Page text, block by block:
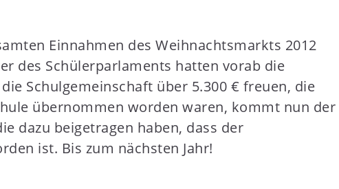
Einnahmen des Weihnachtsmarkts 2012
des Schülerparlaments hatten vorab die
Schulgemeinschaft über 5.300 € freuen, die
übernommen worden waren, kommt nun der
dazu beigetragen haben, dass der
ist. Bis zum nächsten Jahr!